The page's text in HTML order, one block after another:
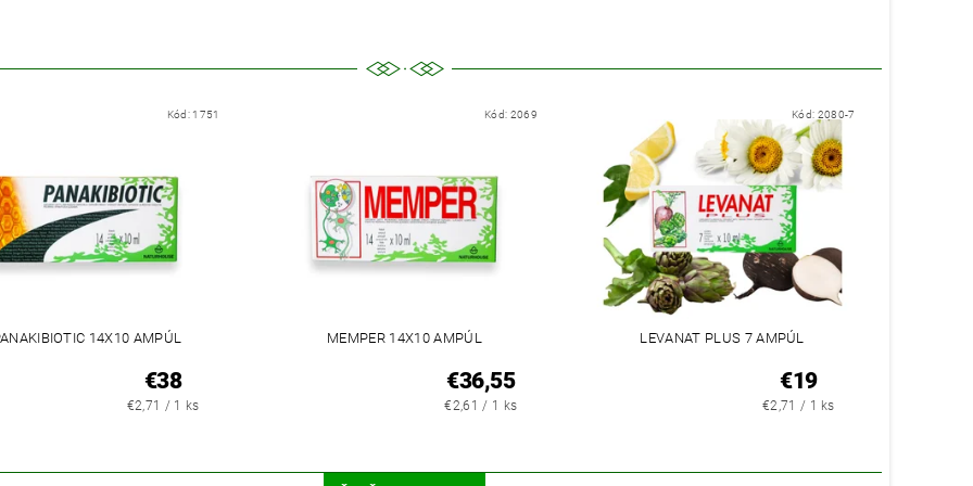
Kód: 1751
14X10 AMPÚL
€38
€2,71 / 1 ks
Kód: 2069
MEMPER 14X10 AMPÚL
€36,55
€2,61 / 1 ks
Kód: 2080-7
LEVANAT PLUS 7 AMPÚL
€19
€2,71 / 1 ks